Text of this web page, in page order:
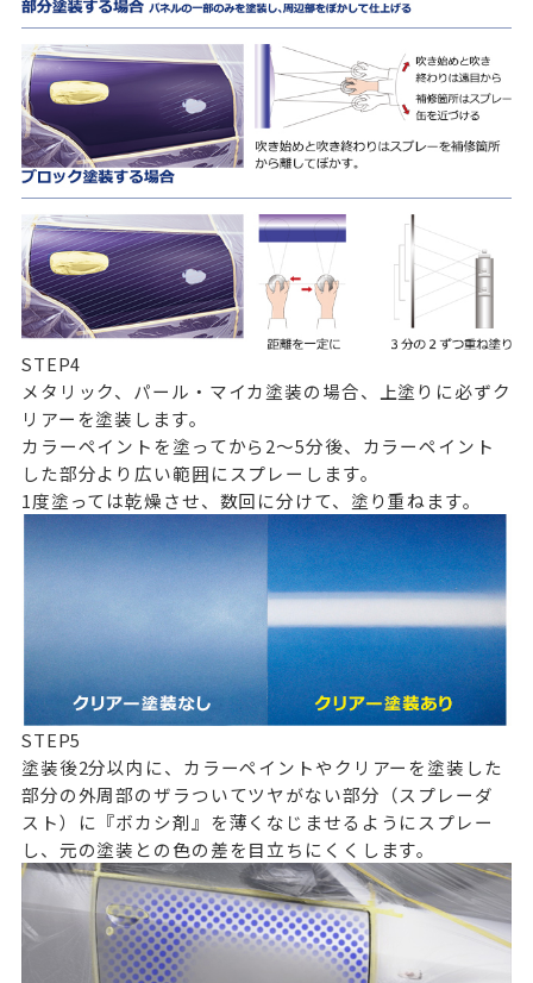
STEP4
メタリック、パール・マイカ塗装の場合、上塗りに必ずク
リアーを塗装します。
カラーペイントを塗ってから2～5分後、カラーペイント
した部分より広い範囲にスプレーします。
1度塗っては乾燥させ、数回に分けて、塗り重ねます。
STEP5
塗装後2分以内に、カラーペイントやクリアーを塗装した
部分の外周部のザラついてツヤがない部分（スプレーダ
スト）に『ボカシ剤』を薄くなじませるようにスプレー
し、元の塗装との色の差を目立ちにくくします。